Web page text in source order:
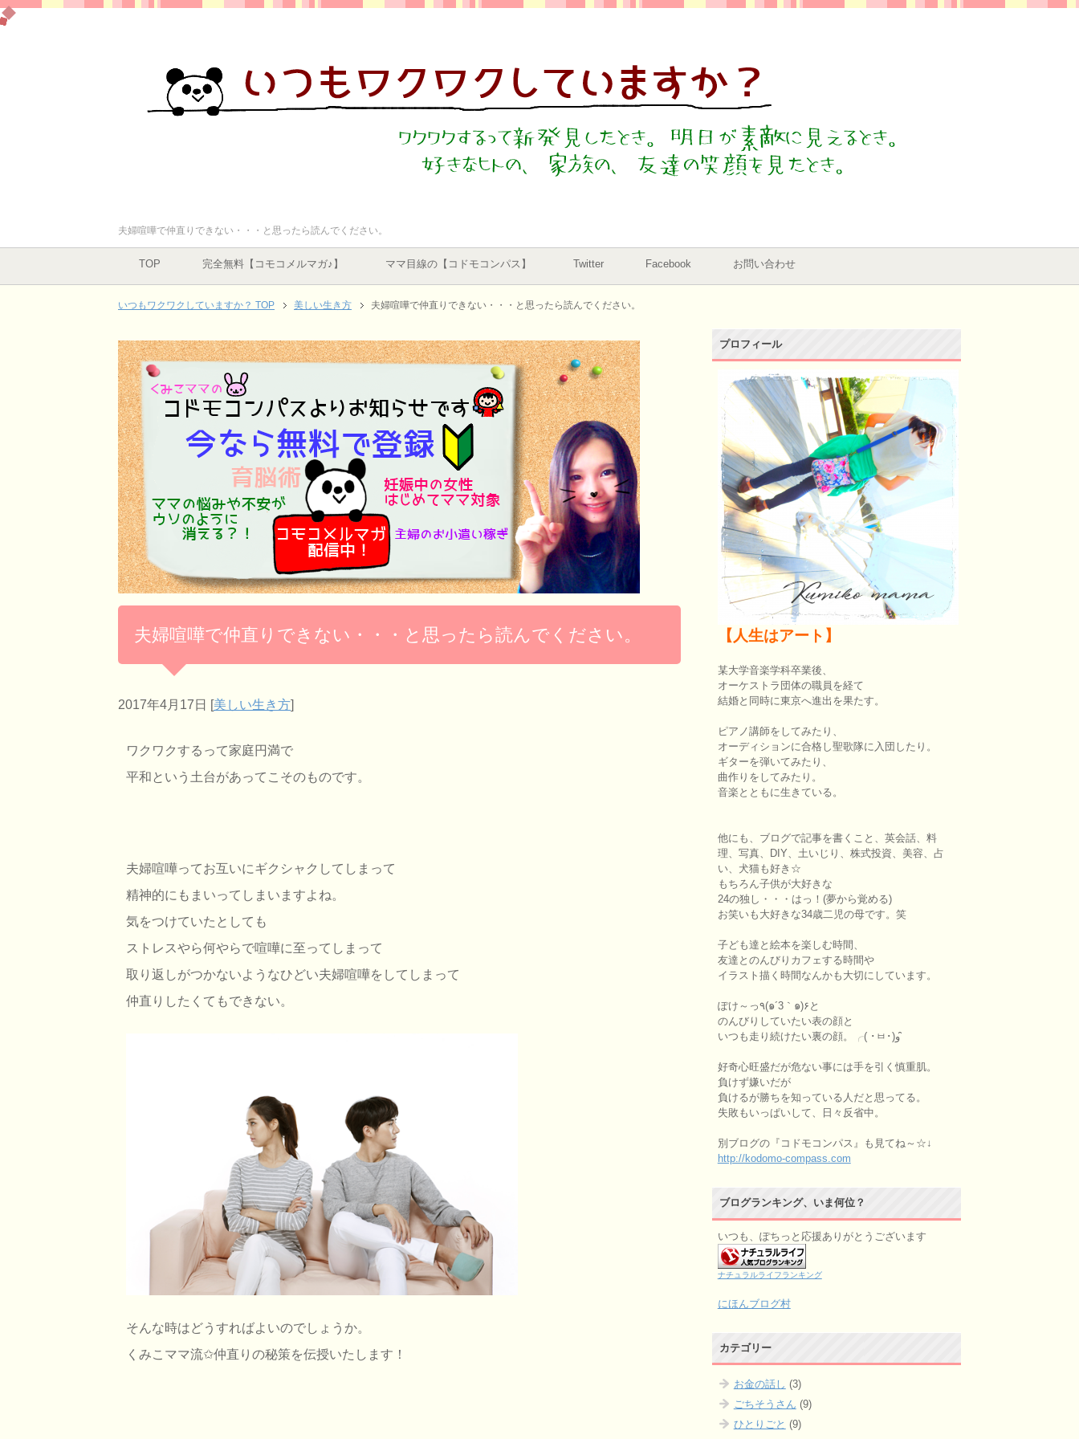
夫婦喧嘩で仲直りできない・・・と思ったら読んでください。
TOP 完全無料【コモコメルマガ♪】 ママ目線の【コドモコンパス】 Twitter Facebook お問い合わせ
いつもワクワクしていますか？ TOP 美しい生き方 夫婦喧嘩で仲直りできない・・・と思ったら読んでください。
夫婦喧嘩で仲直りできない・・・と思ったら読んでください。
2017年4月17日 [美しい生き方]
ワクワクするって家庭円満で
平和という土台があってこそのものです。
夫婦喧嘩ってお互いにギクシャクしてしまって
精神的にもまいってしまいますよね。
気をつけていたとしても
ストレスやら何やらで喧嘩に至ってしまって
取り返しがつかないようなひどい夫婦喧嘩をしてしまって
仲直りしたくてもできない。
そんな時はどうすればよいのでしょうか。
くみこママ流✩仲直りの秘策を伝授いたします！
プロフィール
【人生はアート】
某大学音楽学科卒業後、
オーケストラ団体の職員を経て
結婚と同時に東京へ進出を果たす。
ピアノ講師をしてみたり、
オーディションに合格し聖歌隊に入団したり。
ギターを弾いてみたり、
曲作りをしてみたり。
音楽とともに生きている。
他にも、ブログで記事を書くこと、英会話、料
理、写真、DIY、土いじり、株式投資、美容、占
い、犬猫も好き☆
もちろん子供が大好きな
24の独し・・・はっ！(夢から覚める)
お笑いも大好きな34歳二児の母です。笑
子ども達と絵本を楽しむ時間、
友達とのんびりカフェする時間や
イラスト描く時間なんかも大切にしています。
ぽけ～っ٩(๑´3｀๑)۶と
のんびりしていたい表の顔と
いつも走り続けたい裏の顔。╭( ･ㅂ･)و ̑̑
好奇心旺盛だが危ない事には手を引く慎重肌。
負けず嫌いだが
負けるが勝ちを知っている人だと思ってる。
失敗もいっぱいして、日々反省中。
別ブログの『コドモコンパス』も見てね～☆↓
http://kodomo-compass.com
ブログランキング、いま何位？
いつも、ぽちっと応援ありがとうございます
ナチュラルライフランキング
にほんブログ村
カテゴリー
お金の話し (3)
ごちそうさん (9)
ひとりごと (9)